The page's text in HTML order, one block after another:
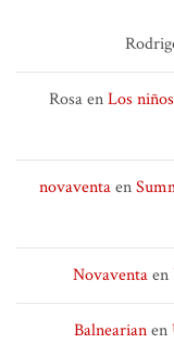
RosaenLos
novaventaen
Novaventaen
Balnearianen